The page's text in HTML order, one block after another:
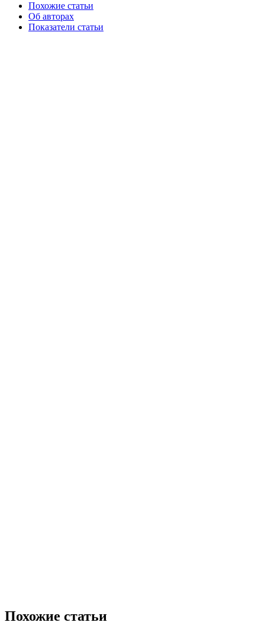
Похожие статьи
Об авторах
Показатели статьи
Похожие статьи